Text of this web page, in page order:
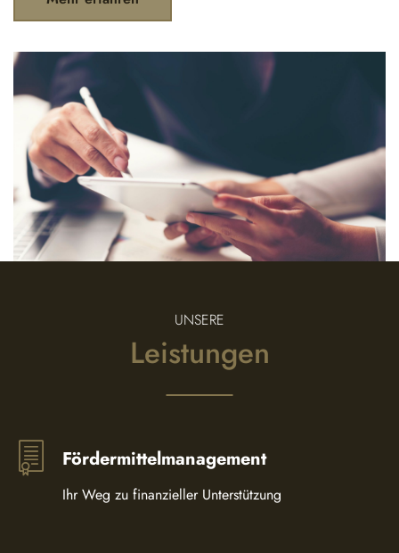
UNSERE
Leistungen
Fördermittelmanagement
Ihr Weg zu finanzieller Unterstützung